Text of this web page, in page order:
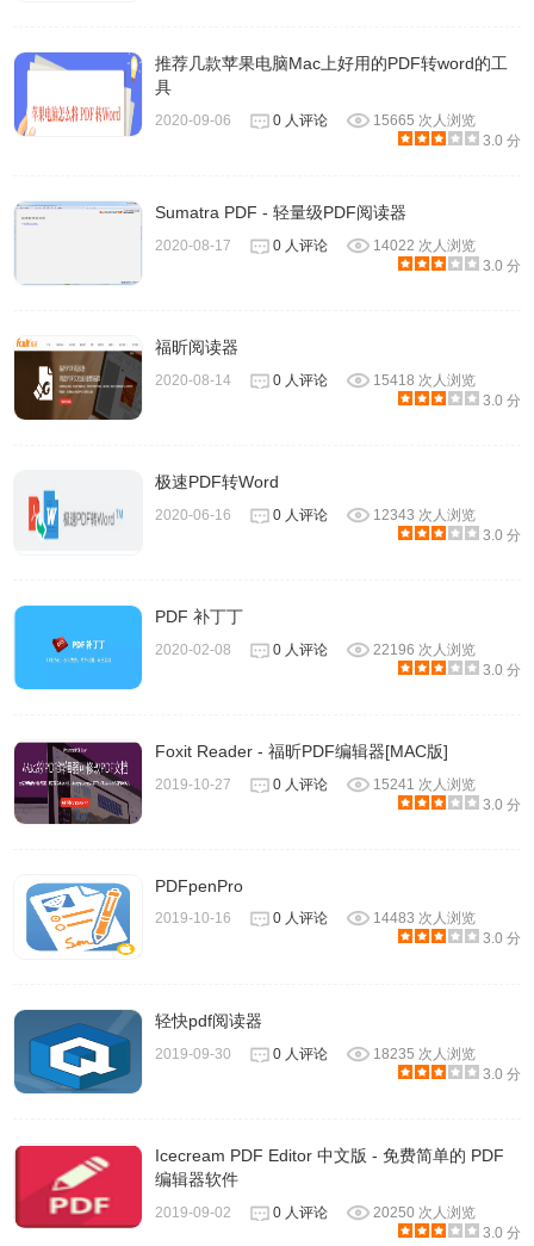
行广告屏蔽(世界顿时清爽了~)
Smallpdf插件chrome应用商店下载链接:
https://chrome.google.com/webstore/detail/smallpdf/
推荐几款苹果电脑Mac上好用的PDF转word的工
具
2020-09-06 0 人评论
15665 次人浏览
3.0 分
Sumatra PDF - 轻量级PDF阅读器
2020-08-17 0 人评论
14022 次人浏览
3.0 分
福昕阅读器
2020-08-14 0 人评论
15418 次人浏览
3.0 分
极速PDF转Word
2020-06-16 0 人评论
12343 次人浏览
3.0 分
PDF 补丁丁
2020-02-08 0 人评论
22196 次人浏览
3.0 分
Foxit Reader - 福昕PDF编辑器[MAC版]
2019-10-27 0 人评论
15241 次人浏览
3.0 分
PDFpenPro
2019-10-16 0 人评论
14483 次人浏览
3.0 分
轻快pdf阅读器
2019-09-30 0 人评论
18235 次人浏览
3.0 分
Icecream PDF Editor 中文版 - 免费简单的 PDF
编辑器软件
2019-09-02 0 人评论
20250 次人浏览
3.0 分